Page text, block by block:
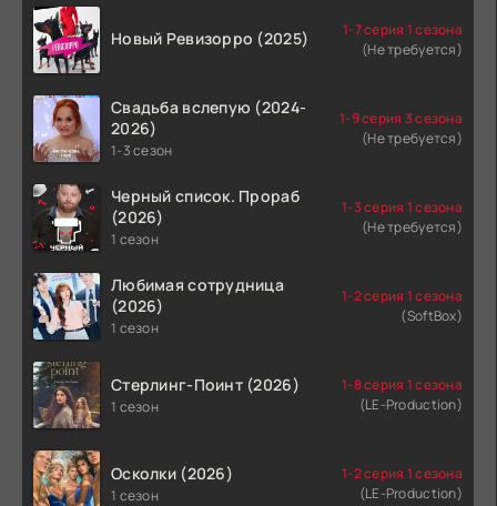
Новый Ревизорро (2025)
1-7 серия 1 сезона
(Не требуется)
Свадьба вслепую (2024-
2026)
1-3 сезон
1-9 серия 3 сезона
(Не требуется)
Черный список. Прораб
(2026)
1 сезон
1-3 серия 1 сезона
(Не требуется)
Любимая сотрудница
(2026)
1 сезон
1-2 серия 1 сезона
(SoftBox)
Стерлинг-Поинт (2026)
1 сезон
1-8 серия 1 сезона
(LE-Production)
Осколки (2026)
1 сезон
1-2 серия 1 сезона
(LE-Production)